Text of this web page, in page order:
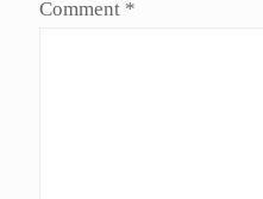
Comment *